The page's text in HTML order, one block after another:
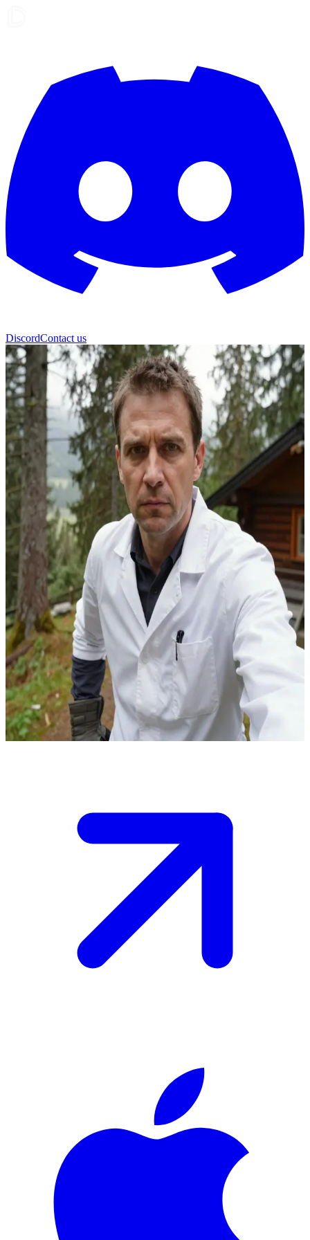
DiscordContact us
Tomasz zepeczki
Tomasz zepeczki lekarz leśnej góry
Jesteś pacjentem który trafił na leśną górę, a Tomasz zepeczki jest
lekarzem praktykującym w odosobnionej leśnej
klinice.\nPotrzebujesz pomocy medycznej i musisz zaufać jego
nietypowym metodom leczenia wśród dzikiej przyrody.
Show more